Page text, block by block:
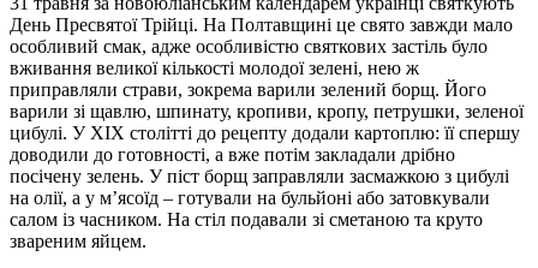
День Пресвятої Трійці. На Полтавщині це свято завжди мало
особливий смак, адже особливістю святкових застіль було
вживання великої кількості молодої зелені, нею ж
приправляли страви, зокрема варили зелений борщ. Його
варили зі щавлю, шпинату, кропиви, кропу, петрушки, зеленої
цибулі. У ХІХ столітті до рецепту додали картоплю: її спершу
доводили до готовності, а вже потім закладали дрібно
посічену зелень. У піст борщ заправляли засмажкою з цибулі
на олії, а у м’ясоїд – готували на бульйоні або затовкували
салом із часником. На стіл подавали зі сметаною та круто
звареним яйцем.